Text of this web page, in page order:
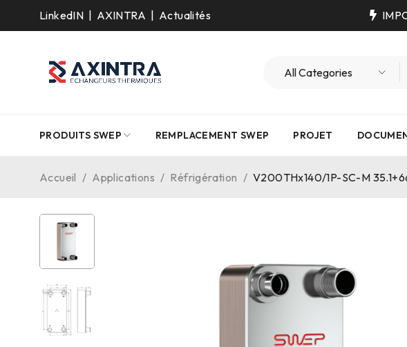
LinkedIN AXINTRA Actualités
PRODUITS SWEP REMPLACEMENT SWEP PROJET
Accueil / Applications / Réfrigération / V200THx140/1P-SC-M